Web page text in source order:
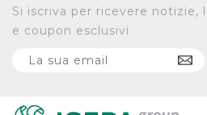
Si iscriva per ricevere notizie,
e coupon esclusivi